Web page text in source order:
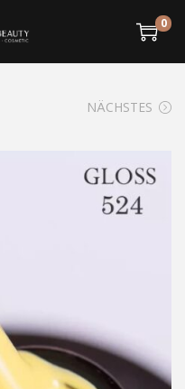
0
NÄCHSTES